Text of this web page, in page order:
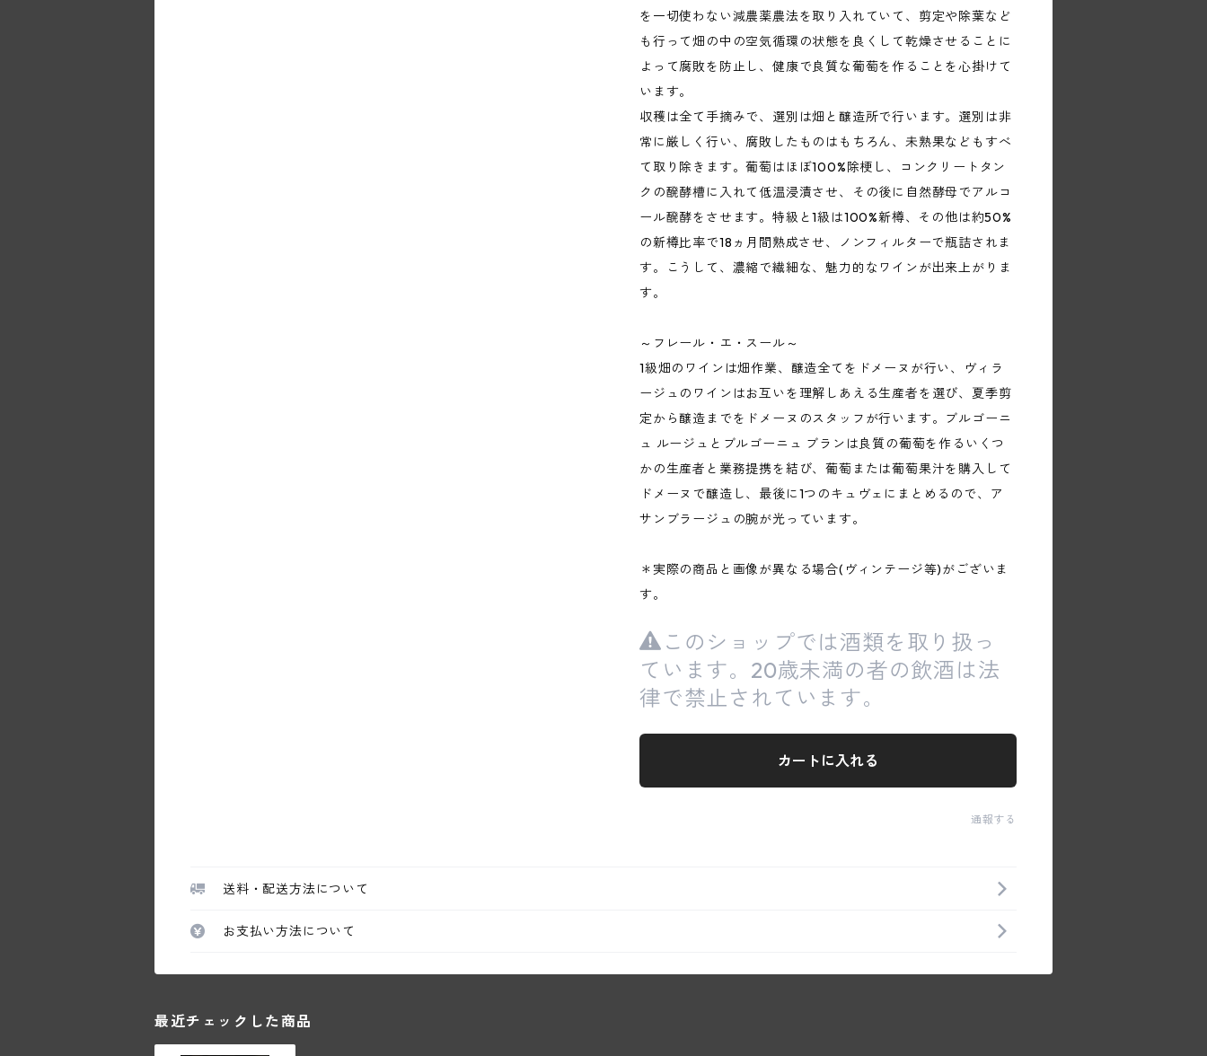
を一切使わない減農薬農法を取り入れていて、剪定や除葉など
も行って畑の中の空気循環の状態を良くして乾燥させることに
よって腐敗を防止し、健康で良質な葡萄を作ることを心掛けて
います。
収穫は全て手摘みで、選別は畑と醸造所で行います。選別は非
常に厳しく行い、腐敗したものはもちろん、未熟果などもすべ
て取り除きます。葡萄はほぼ100%除梗し、コンクリートタン
クの醗酵槽に入れて低温浸漬させ、その後に自然酵母でアルコ
ール醗酵をさせます。特級と1級は100%新樽、その他は約50%
の新樽比率で18ヵ月間熟成させ、ノンフィルターで瓶詰されま
す。こうして、濃縮で繊細な、魅力的なワインが出来上がりま
す。
～フレール・エ・スール～
1級畑のワインは畑作業、醸造全てをドメーヌが行い、ヴィラ
ージュのワインはお互いを理解しあえる生産者を選び、夏季剪
定から醸造までをドメーヌのスタッフが行います。ブルゴーニ
ュ ルージュとブルゴーニュ ブランは良質の葡萄を作るいくつ
かの生産者と業務提携を結び、葡萄または葡萄果汁を購入して
ドメーヌで醸造し、最後に1つのキュヴェにまとめるので、ア
サンブラージュの腕が光っています。
＊実際の商品と画像が異なる場合(ヴィンテージ等)がございま
す。
このショップでは酒類を取り扱っ
ています。20歳未満の者の飲酒は法
律で禁止されています。
カートに入れる
通報する
送料・配送方法について
お支払い方法について
最近チェックした商品